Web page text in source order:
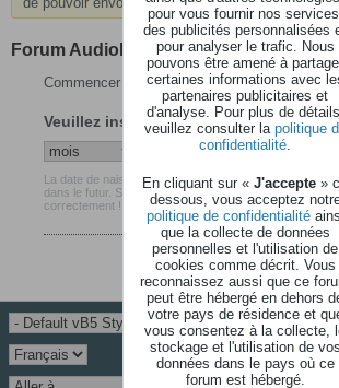
Forum AudioKeys
Commencer votre inscription
Veuillez insérer votre date de naissance
La date de naissance que vous avez renseigné ne
dans le futur. Soyez certain d'avoir inséré votre date de
correctement !
pour vous fournir nos services,
des publicités personnalisées
pour analyser le trafic. Nous
pouvons être amené à
certaines informations avec
partenaires publicitaires et
d'analyse. Pour plus de détails,
veuillez consulter la politique
confidentialité
En cliquant sur « J'accepte »
dessous, vous acceptez
politique de confidentialité
que la collecte de données
personnelles et l'utilisation de
cookies comme décrit. Vous
reconnaissez aussi que ce
peut être hébergé en dehors
votre pays de résidence et
vous consentez à la collecte,
stockage et l'utilisation de vos
données dans le pays où ce
forum est hébergé.